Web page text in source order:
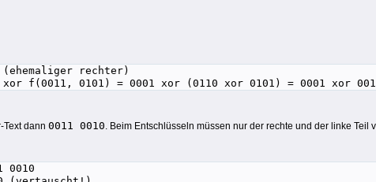
rechter)
f(0011, 0101) = 0001 xor (0110 xor 0101) = 0001 xor
Text dann 0011 0010. Beim Entschlüsseln müssen nur der rechte und der linke Teil
0010